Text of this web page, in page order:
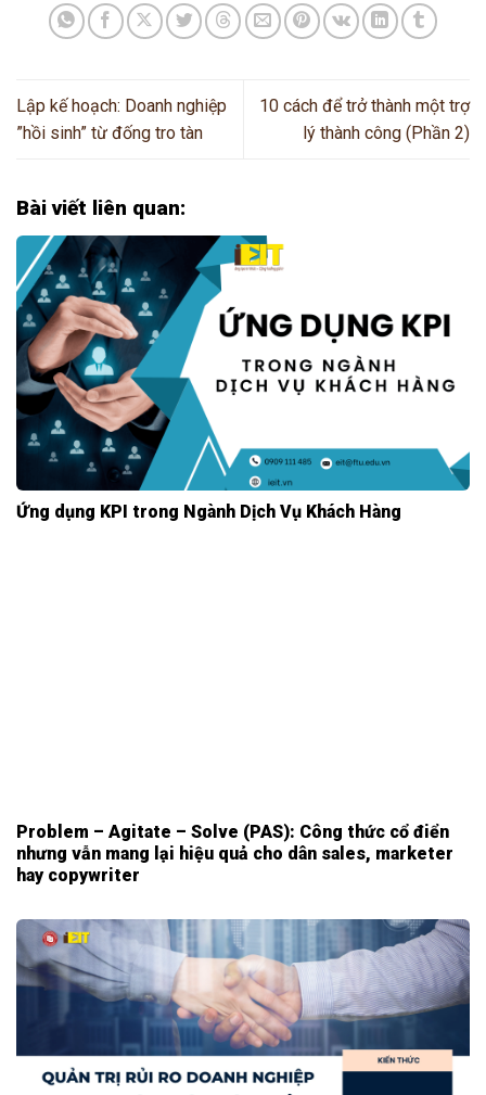
Lập kế hoạch: Doanh nghiệp
”hồi sinh” từ đống tro tàn
10 cách để trở thành một trợ
lý thành công (Phần 2)
Bài viết liên quan:
Ứng dụng KPI trong Ngành Dịch Vụ Khách Hàng
Problem – Agitate – Solve (PAS): Công thức cổ điển
nhưng vẫn mang lại hiệu quả cho dân sales, marketer
hay copywriter